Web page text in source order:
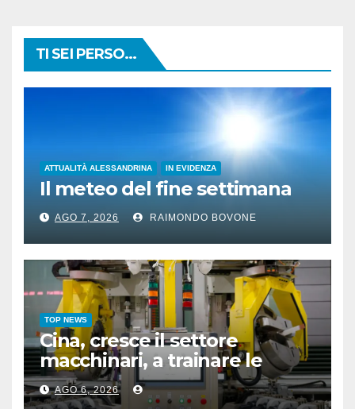
TI SEI PERSO...
ATTUALITÀ ALESSANDRINA IN EVIDENZA
Il meteo del fine settimana
AGO 7, 2026 RAIMONDO BOVONE
TOP NEWS
Cina, cresce il settore
macchinari, a trainare le
“attrezzature intelligenti”
AGO 6, 2026